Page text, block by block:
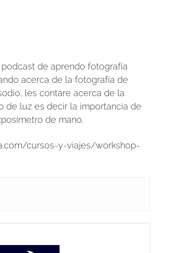
de aprendo fotografía
acerca de la fotografía de
les contare acerca de la
de luz es decir la importancia de
de mano.
cursos-y-viajes/workshop-